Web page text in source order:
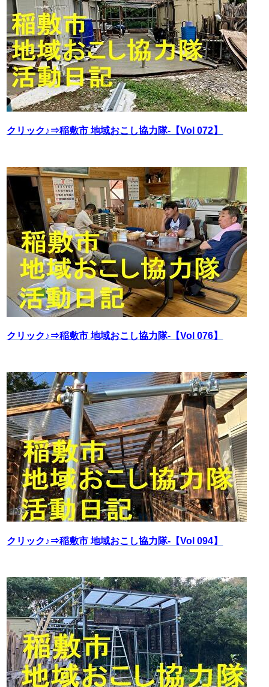
クリック♪⇒稲敷市 地域おこし協力隊‐【Vol 072】
クリック♪⇒稲敷市 地域おこし協力隊‐【Vol 076】
クリック♪⇒稲敷市 地域おこし協力隊‐【Vol 094】